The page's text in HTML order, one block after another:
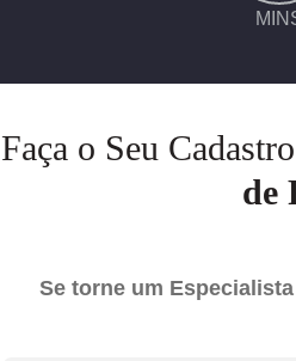
Faça o Seu
de
Se torne um